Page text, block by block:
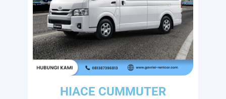
HIACE CUMMUTER